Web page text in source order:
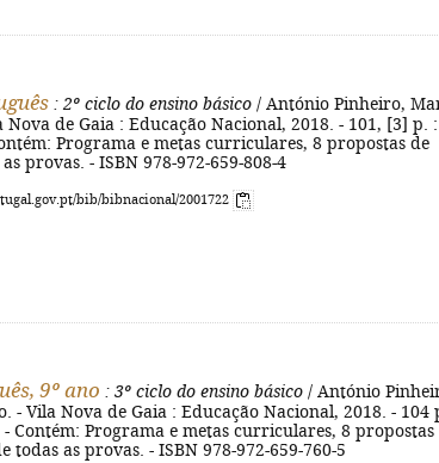
: 2º ciclo do ensino básico / António Pinheiro,
Nova de Gaia : Educação Nacional, 2018. - 101, [3] p.
Programa e metas curriculares, 8 propostas de
provas. - ISBN 978-972-659-808-4
bib/bibnacional/2001722
9º ano : 3º ciclo do ensino básico / António
- Vila Nova de Gaia : Educação Nacional, 2018. - 104
Contém: Programa e metas curriculares, 8 propostas
todas as provas. - ISBN 978-972-659-760-5